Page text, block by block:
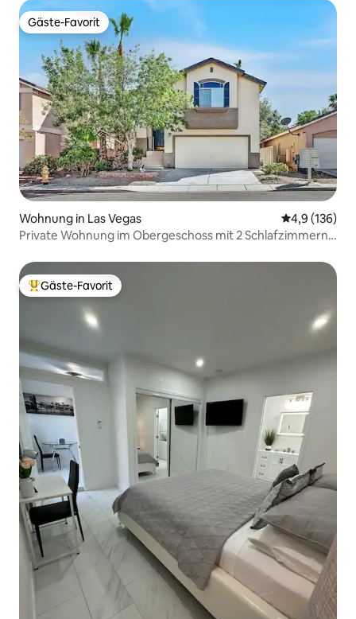
Gäste-Favorit
Gäste-Favorit
Wohnung in Las Vegas
4,9 (136)
Private Wohnung im Obergeschoss mit 2 Schlafzimmern
Beliebter Gäste-Favorit.
Gäste-Favorit